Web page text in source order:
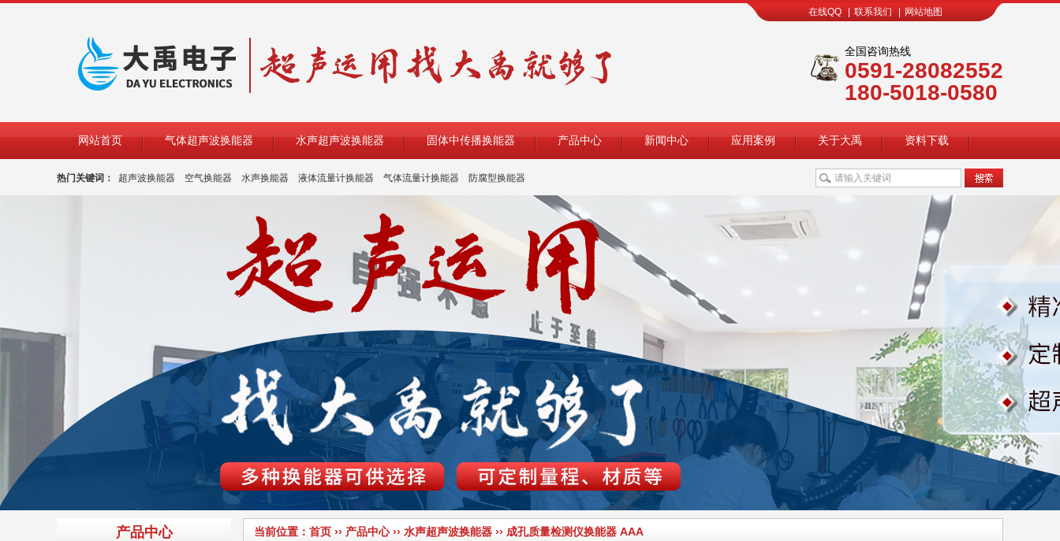
在线QQ 联系我们 网站地图
全国咨询热线
0591-28082552
180-5018-0580
网站首页 气体超声波换能器 水声超声波换能器 固体中传播换能器 产品中心 新闻中心 应用案例 关于大禹 资料下载
热门关键词： 超声波换能器 空气换能器 水声换能器 液体流量计换能器 气体流量计换能器 防腐型换能器
当前位置： 首页 ›› 产品中心›› 水声超声波换能器 ›› 成孔质量检测仪换能器 AAA
产品中心